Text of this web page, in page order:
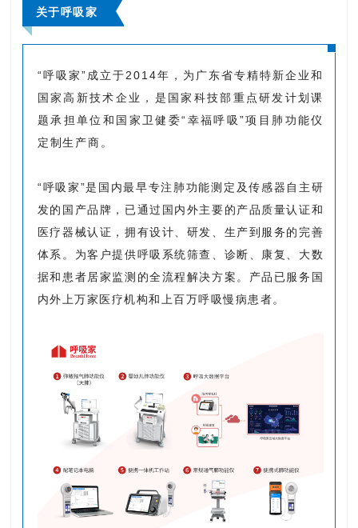
关于呼吸家
“呼吸家”成立于2014年，为广东省专精特新企业和
国家高新技术企业，是国家科技部重点研发计划课
题承担单位和国家卫健委“幸福呼吸”项目肺功能仪
定制生产商。
“呼吸家”是国内最早专注肺功能测定及传感器自主研
发的国产品牌，已通过国内外主要的产品质量认证和
医疗器械认证，拥有设计、研发、生产到服务的完善
体系。 为客户提供呼吸系统筛查、诊断、康复、大数
据和患者居家监测的全流程解决方案。 产品已服务国
内外上万家医疗机构和上百万呼吸慢病患者。